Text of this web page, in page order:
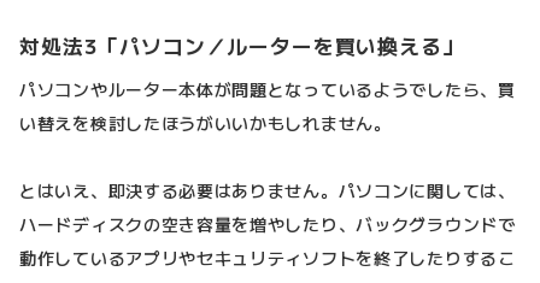
対処法3「パソコン／ルーターを買い換える」
パソコンやルーター本体が問題となっているようでしたら、買
い替えを検討したほうがいいかもしれません。
とはいえ、即決する必要はありません。パソコンに関しては、
ハードディスクの空き容量を増やしたり、バックグラウンドで
動作しているアプリやセキュリティソフトを終了したりするこ